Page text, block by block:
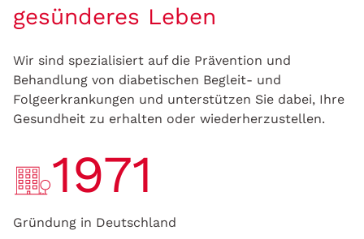
gesünderes Leben
Wir sind spezialisiert auf die Prävention und
Behandlung von diabetischen Begleit- und
Folgeerkrankungen und unterstützen Sie dabei, Ihre
Gesundheit zu erhalten oder wiederherzustellen.
1971
Gründung in Deutschland